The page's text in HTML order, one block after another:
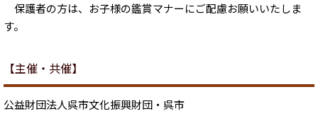
保護者の方は、お子様の鑑賞マナーにご配慮お願いいたしま
す。
【主催・共催】
公益財団法人呉市文化振興財団・呉市